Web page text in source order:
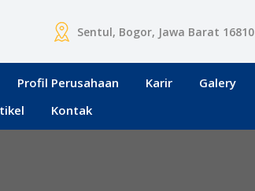
Sentul, Bogor, Jawa Barat 16810
Profil Perusahaan Karir Galery
Kontak